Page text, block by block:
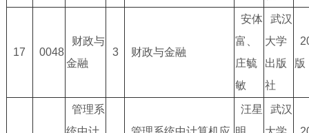
17 0048
财政与
金融
3 财政与金融
安体
富、
庄毓
敏
武汉
大学
出版
社
版
管理系
汪星
武汉